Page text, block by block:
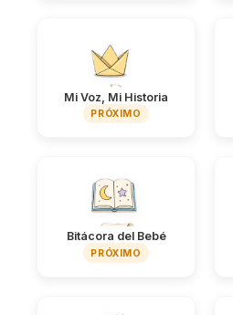
Mi Voz, Mi Historia
PRÓXIMO
Bitácora del Bebé
PRÓXIMO